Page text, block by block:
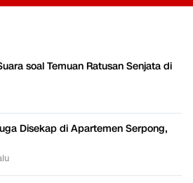
soal Temuan Ratusan Senjata di
Disekap di Apartemen Serpong,